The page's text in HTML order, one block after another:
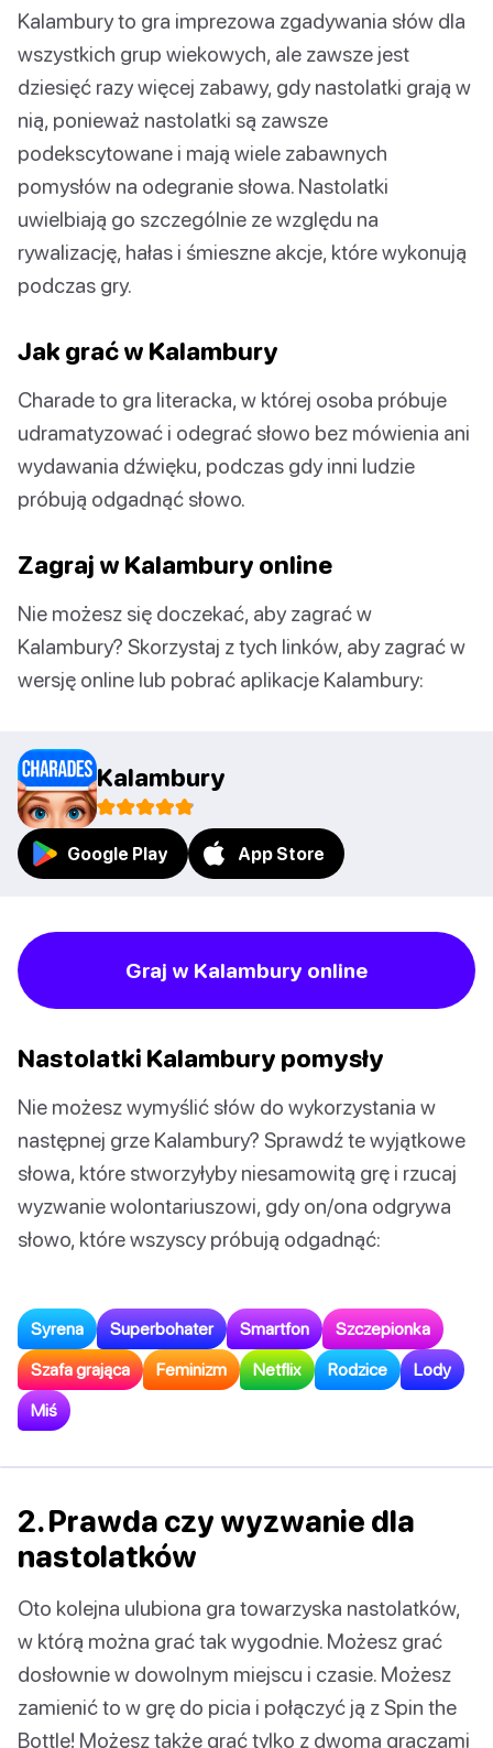
Kalambury to gra imprezowa zgadywania słów dla
wszystkich grup wiekowych, ale zawsze jest
dziesięć razy więcej zabawy, gdy nastolatki grają w
nią, ponieważ nastolatki są zawsze
podekscytowane i mają wiele zabawnych
pomysłów na odegranie słowa. Nastolatki
uwielbiają go szczególnie ze względu na
rywalizację, hałas i śmieszne akcje, które wykonują
podczas gry.
Jak grać w Kalambury
Charade to gra literacka, w której osoba próbuje
udramatyzować i odegrać słowo bez mówienia ani
wydawania dźwięku, podczas gdy inni ludzie
próbują odgadnąć słowo.
Zagraj w Kalambury online
Nie możesz się doczekać, aby zagrać w
Kalambury? Skorzystaj z tych linków, aby zagrać w
wersję online lub pobrać aplikacje Kalambury:
Kalambury
Google Play App Store
Graj w Kalambury online
Nastolatki Kalambury pomysły
Nie możesz wymyślić słów do wykorzystania w
następnej grze Kalambury? Sprawdź te wyjątkowe
słowa, które stworzyłyby niesamowitą grę i rzucaj
wyzwanie wolontariuszowi, gdy on/ona odgrywa
słowo, które wszyscy próbują odgadnąć:
Syrena Superbohater Smartfon Szczepionka
Szafa grająca Feminizm Netflix Rodzice Lody
Miś
2. Prawda czy wyzwanie dla
nastolatków
Oto kolejna ulubiona gra towarzyska nastolatków,
w którą można grać tak wygodnie. Możesz grać
dosłownie w dowolnym miejscu i czasie. Możesz
zamienić to w grę do picia i połączyć ją z Spin the
Bottle! Możesz także grać tylko z dwoma graczami